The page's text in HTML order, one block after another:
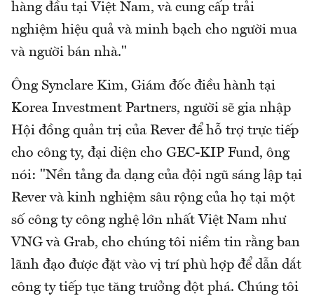
hàng đầu tại Việt Nam, và cung cấp trải
nghiệm hiệu quả và minh bạch cho người mua
và người bán nhà."
Ông Synclare Kim, Giám đốc điều hành tại
Korea Investment Partners, người sẽ gia nhập
Hội đồng quản trị của Rever để hỗ trợ trực tiếp
cho công ty, đại diện cho GEC-KIP Fund, ông
nói: "Nền tảng đa dạng của đội ngũ sáng lập tại
Rever và kinh nghiệm sâu rộng của họ tại một
số công ty công nghệ lớn nhất Việt Nam như
VNG và Grab, cho chúng tôi niềm tin rằng ban
lãnh đạo được đặt vào vị trí phù hợp để dẫn dắt
công ty tiếp tục tăng trưởng đột phá. Chúng tôi